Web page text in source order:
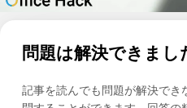
問題は解決できまし
記事を読んでも問題が解決でき